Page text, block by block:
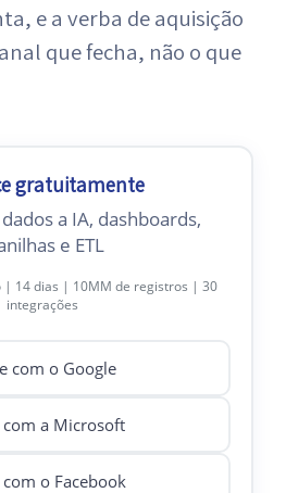
e a verba de aquisição
que fecha, não o que
gratuitamente
a IA, dashboards,
e ETL
| 14 dias | 10MM de registros | 30
integrações
com o Google
com a Microsoft
com o Facebook